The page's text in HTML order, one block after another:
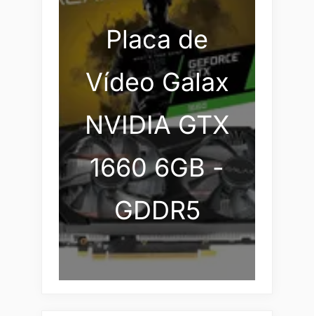
Placa de
Vídeo Galax
NVIDIA GTX
1660 6GB -
GDDR5